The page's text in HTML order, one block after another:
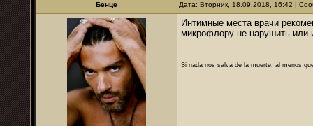
Бенце Дата: Вторник, 18.09.2018, 16:42 |
Интимные места врачи
микрофлору не нарушить
Si nada nos salva de la muerte, al menos